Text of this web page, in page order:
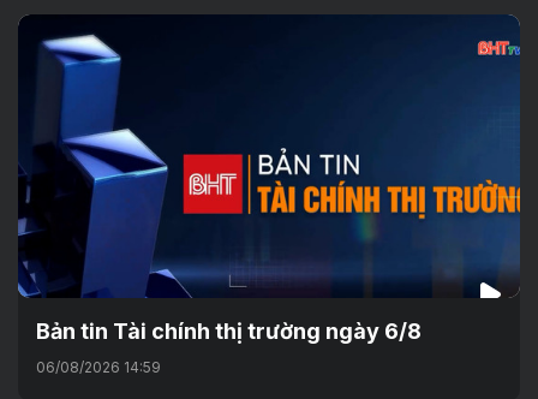
Bản tin Tài chính thị trường ngày 6/8
06/08/2026 14:59